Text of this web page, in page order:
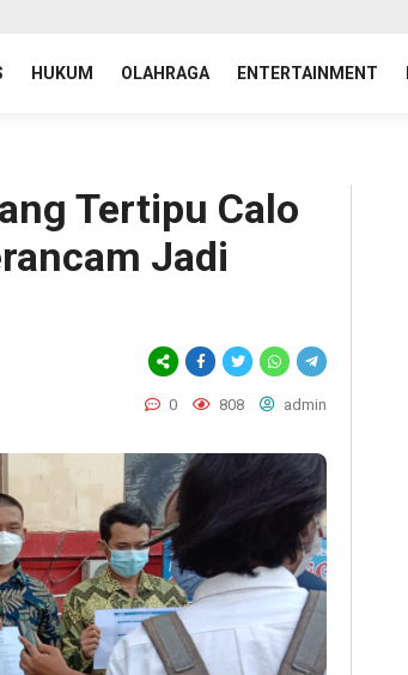
HUKUM OLAHRAGA ENTERTAINMENT
Tertipu Calo
Jadi
0 808 admin